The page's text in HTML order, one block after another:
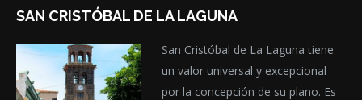
SAN CRISTÓBAL DE LA LAGUNA
San Cristóbal de La Laguna tiene
un valor universal y excepcional
por la concepción de su plano. Es